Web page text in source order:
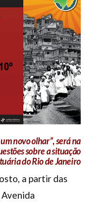
novo olhar”, será na
sobre a situação
do Rio de Janeiro
a partir das
Whatsapp